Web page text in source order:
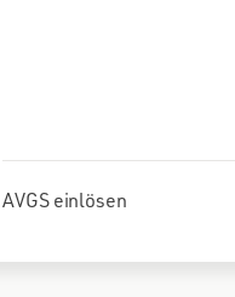
AVGS einlösen